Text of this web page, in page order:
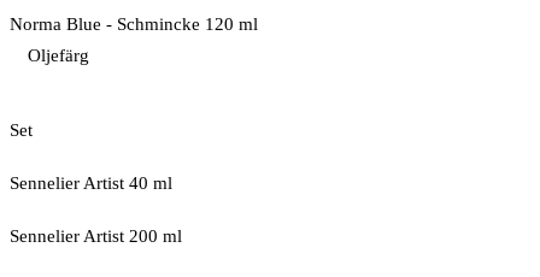
Norma Blue - Schmincke 120 ml
Oljefärg
Set
Sennelier Artist 40 ml
Sennelier Artist 200 ml